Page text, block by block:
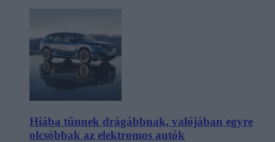
Hiába tűnnek drágábbnak, valójában egyre
olcsóbbak az elektromos autók